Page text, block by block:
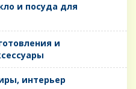
и посуда для
и
интерьер